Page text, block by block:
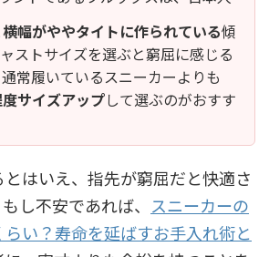
横幅がややタイトに作られている傾
ストサイズを選ぶと窮屈に感じる
常履いているスニーカーよりも
サイズアップして選ぶのがおすす
はいえ、指先が窮屈だと快適さ
し不安であれば、
スニーカーの
い？寿命を延ばすお手入れ術と